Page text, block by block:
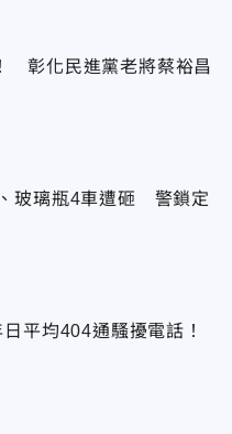
彰化民進黨老將蔡裕昌
玻璃瓶4車遭砸 警鎖定
平均404通騷擾電話！